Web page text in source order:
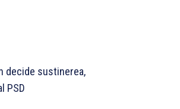
decide sustinerea,
PSD